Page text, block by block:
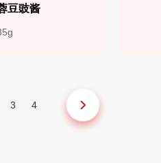
豆豉酱
3 4